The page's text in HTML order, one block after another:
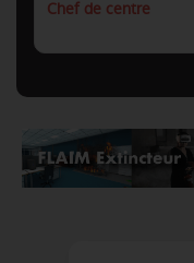
Chef de centre